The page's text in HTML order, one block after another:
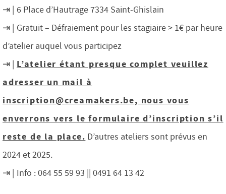
6 Place d’Hautrage 7334 Saint-Ghislain
Gratuit – Défraiement pour les stagiaire > 1€ par heure
d’atelier auquel vous participez
L’atelier étant presque complet veuillez
adresser un mail à
inscription@creamakers.be, nous vous
enverrons vers le formulaire d’inscription s’il
reste de la place.D’autres ateliers sont prévus en
2024 et 2025.
Info :064 55 59 93 || 0491 64 13 42